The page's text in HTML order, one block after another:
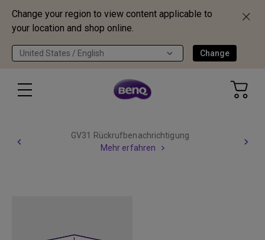
Change your region to view content applicable to
your location and shop online.
United States / English Change
GV31 Rückrufbenachrichtigung
Mehr erfahren